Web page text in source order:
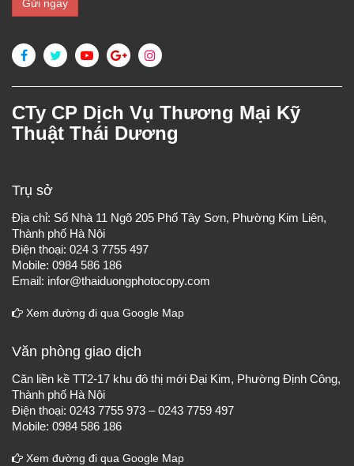
CTy CP Dịch Vụ Thương Mại Kỹ
Thuật Thái Dương
Trụ sở
Địa chỉ: Số Nhà 11 Ngõ 205 Phố Tây Sơn, Phường Kim Liên,
Thành phố Hà Nội
Điện thoại: 024 3 7755 497
Mobile: 0984 586 186
Email: infor@thaiduongphotocopy.com
Xem đường đi qua Google Map
Văn phòng giao dịch
Căn liền kề TT2-17 khu đô thị mới Đại Kim, Phường Định Công,
Thành phố Hà Nội
Điện thoại: 0243 7755 973 – 0243 7759 497
Mobile: 0984 586 186
Xem đường đi qua Google Map